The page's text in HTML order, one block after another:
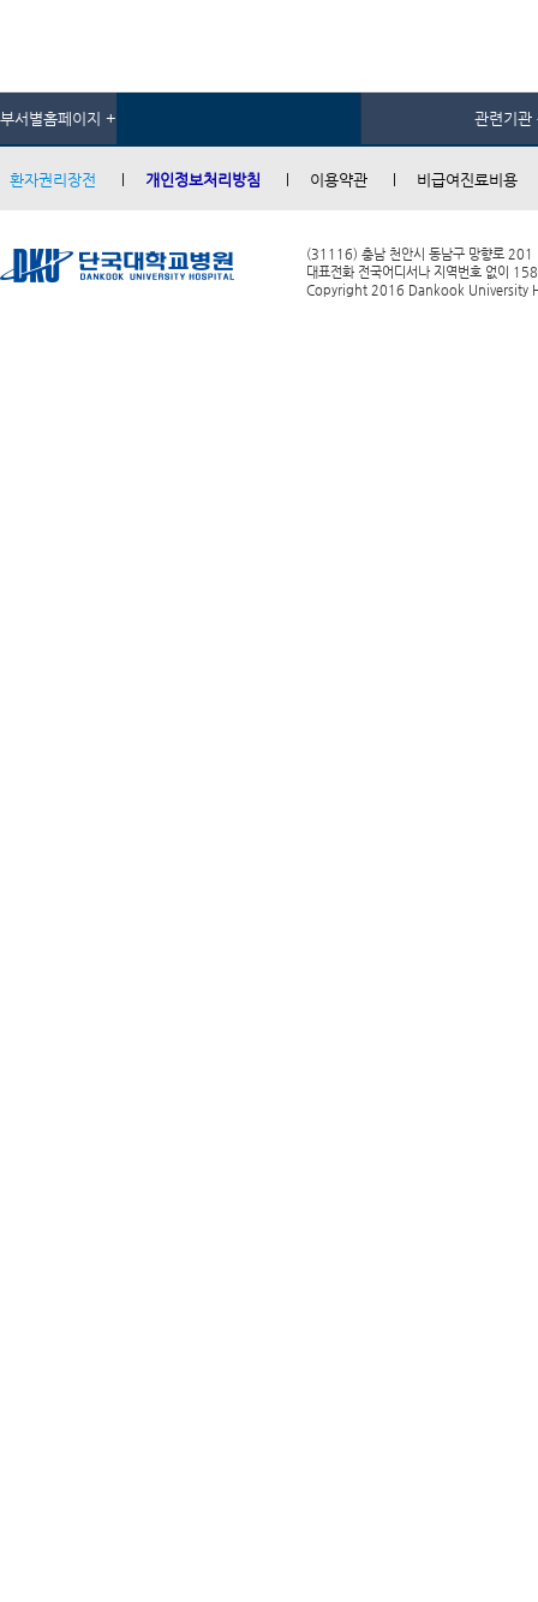
부서별홈페이지 + 관련기관
환자권리장전 개인정보처리방침 이용약관 비급여진료비용
(31116) 충남 천안시 동남구 망향로 201
대표전화 전국어디서나 지역번호 없이
Copyright 2016 Dankook University